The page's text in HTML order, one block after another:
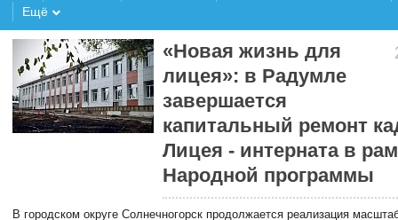
Ещё
«Новая жизнь для
лицея»: в Радумле
завершается
капитальный ремонт
Лицея - интерната в
Народной программы
В городском округе Солнечногорск продолжается реализация